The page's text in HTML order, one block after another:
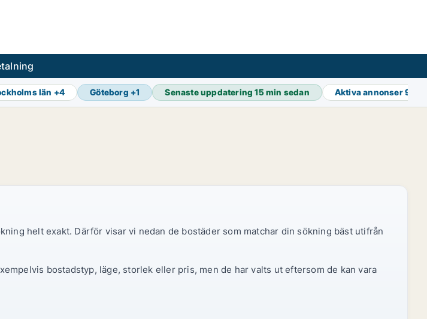
län +4 Göteborg +1 Senaste uppdatering15 min sedan Aktiva annonser91
helt exakt. Därför visar vi nedan de bostäder som matchar din sökning bäst utifrån
bostadstyp, läge, storlek eller pris, men de har valts ut eftersom de kan vara